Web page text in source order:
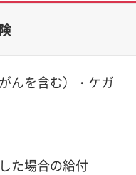
んを含む）・ケガ
た場合の給付